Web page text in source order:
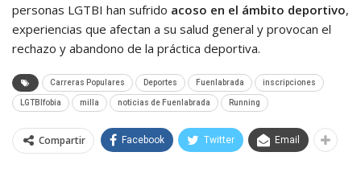
personas LGTBI han sufrido acoso en el ámbito deportivo,
experiencias que afectan a su salud general y provocan el
rechazo y abandono de la práctica deportiva.
Carreras Populares Deportes Fuenlabrada inscripciones
LGTBIfobia milla noticias de Fuenlabrada Running
Compartir Facebook Twitter Email